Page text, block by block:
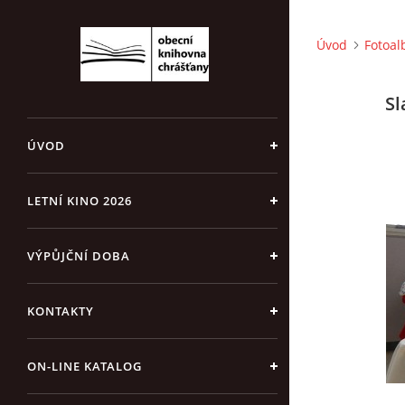
ÚVOD
LETNÍ KINO 2026
VÝPŮJČNÍ DOBA
KONTAKTY
ON-LINE KATALOG
Úvod